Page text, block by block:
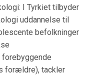
I Tyrkiet tilbyder
uddannelse til
befolkninger
forældre), tackler